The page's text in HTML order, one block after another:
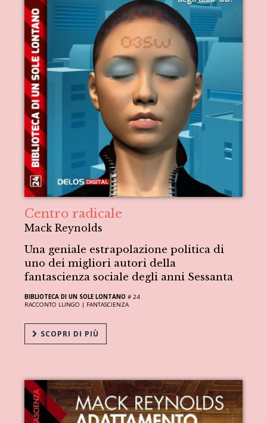
Centro radicale
Mack Reynolds
Una geniale estrapolazione politica di
uno dei migliori autori della
fantascienza sociale degli anni Sessanta
BIBLIOTECA DI UN SOLE LONTANO # 24
RACCONTO LUNGO | FANTASCIENZA
SCOPRI DI PIÙ